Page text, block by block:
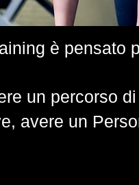
è pensato
un percorso
avere un